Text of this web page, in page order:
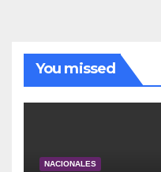
You missed
NACIONALES